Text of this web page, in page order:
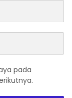
pada